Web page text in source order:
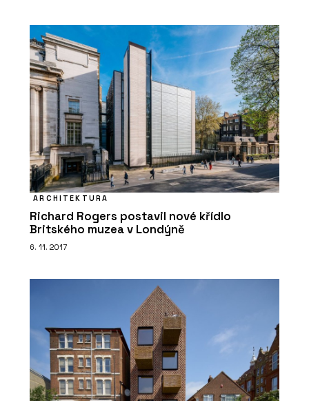
ARCHITEKTURA
Richard Rogers postavil nové křídlo
Britského muzea v Londýně
6. 11. 2017